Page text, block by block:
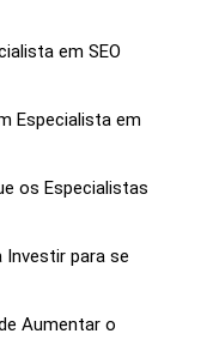
em SEO
Especialista em
os Especialistas
Investir para se
Aumentar o